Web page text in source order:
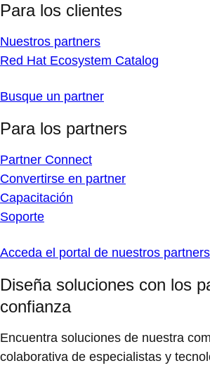
Para los clientes
Nuestros partners
Red Hat Ecosystem Catalog
Busque un partner
Para los partners
Partner Connect
Convertirse en partner
Capacitación
Soporte
Acceda el portal de nuestros partners
Diseña soluciones con los
confianza
Encuentra soluciones de nuestra
colaborativa de especialistas y